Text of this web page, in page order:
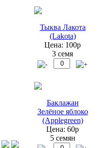
Тыква Лакота
(Lakota)
Цена: 100р
3 семя
Баклажан
Зелёное яблоко
(Applegreen)
Цена: 60р
5 семян